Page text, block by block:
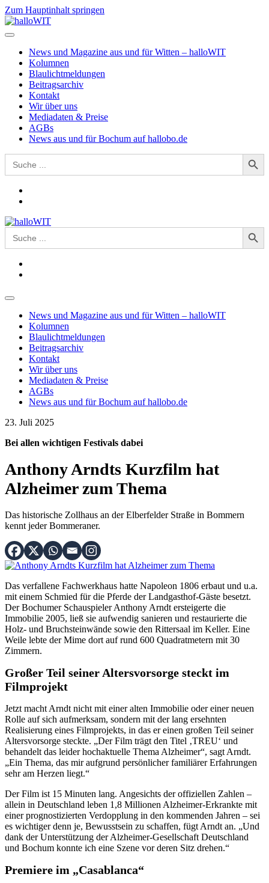
Zum Hauptinhalt springen
News und Magazine aus und für Witten – halloWIT
Kolumnen
Blaulichtmeldungen
Beitragsarchiv
Kontakt
Wir über uns
Mediadaten & Preise
AGBs
News aus und für Bochum auf hallobo.de
Search
for:
Search Button
Search
for:
Search Button
News und Magazine aus und für Witten – halloWIT
Kolumnen
Blaulichtmeldungen
Beitragsarchiv
Kontakt
Wir über uns
Mediadaten & Preise
AGBs
News aus und für Bochum auf hallobo.de
23. Juli 2025
Bei allen wichtigen Festivals dabei
Anthony Arndts Kurzfilm hat
Alzheimer zum Thema
Das historische Zollhaus an der Elberfelder Straße in Bommern
kennt jeder Bommeraner.
Das verfallene Fachwerkhaus hatte Napoleon 1806 erbaut und u.a.
mit einem Schmied für die Pferde der Landgasthof-Gäste besetzt.
Der Bochumer Schauspieler Anthony Arndt ersteigerte die
Immobilie 2005, ließ sie aufwendig sanieren und restaurierte die
Holz- und Bruchsteinwände sowie den Rittersaal im Keller. Eine
Weile lebte der Mime dort auf rund 600 Quadratmetern mit 30
Zimmern.
Großer Teil seiner Altersvorsorge steckt im
Filmprojekt
Jetzt macht Arndt nicht mit einer alten Immobilie oder einer neuen
Rolle auf sich aufmerksam, sondern mit der lang ersehnten
Realisierung eines Filmprojekts, in das er einen großen Teil seiner
Altersvorsorge steckte. „Der Film trägt den Titel ‚TREU‘ und
behandelt das leider hochaktuelle Thema Alzheimer“, sagt Arndt.
„Ein Thema, das mir aufgrund persönlicher familiärer Erfahrungen
sehr am Herzen liegt.“
Der Film ist 15 Minuten lang. Angesichts der offiziellen Zahlen –
allein in Deutschland leben 1,8 Millionen Alzheimer-Erkrankte mit
einer prognostizierten Verdopplung in den kommenden Jahren – sei
es wichtiger denn je, Bewusstsein zu schaffen, fügt Arndt an. „Und
dank der Unterstützung der Alzheimer-Gesellschaft Deutschland
und Bochum konnte ich eine Szene vor deren Sitz drehen.“
Premiere im „Casablanca“